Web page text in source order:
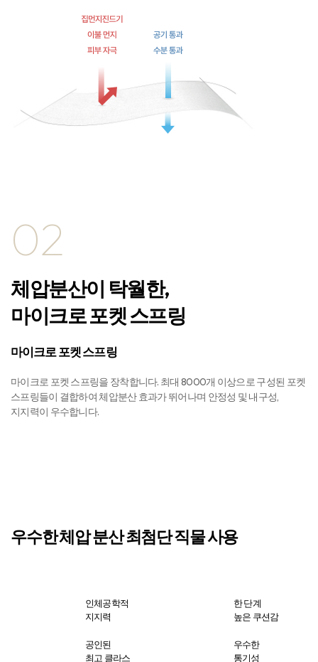
02
체압분산이 탁월한,
마이크로 포켓 스프링
마이크로 포켓 스프링
마이크로 포켓 스프링을 장착합니다. 최대 8000개 이상으로 구성된 포켓
스프링들이 결합하여 체압분산 효과가 뛰어나며 안정성 및 내구성,
지지력이 우수합니다.
우수한 체압 분산 최첨단 직물 사용
인체공학적
지지력
한 단계
높은 쿠션감
공인된
최고 클라스
우수한
통기성